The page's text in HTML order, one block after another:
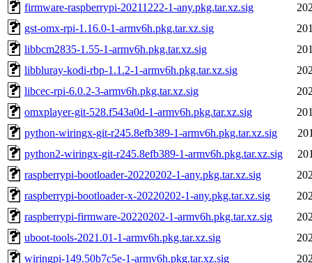
firmware-raspberrypi-20211222-1-any.pkg.tar.xz.sig
gst-omx-rpi-1.16.0-1-armv6h.pkg.tar.xz.sig
libbcm2835-1.55-1-armv6h.pkg.tar.xz.sig
libbluray-kodi-rbp-1.1.2-1-armv6h.pkg.tar.xz.sig
libcec-rpi-6.0.2-3-armv6h.pkg.tar.xz.sig
omxplayer-git-528.f543a0d-1-armv6h.pkg.tar.xz.sig
python-wiringx-git-r245.8efb389-1-armv6h.pkg.tar.xz.sig
python2-wiringx-git-r245.8efb389-1-armv6h.pkg.tar.xz.sig
raspberrypi-bootloader-20220202-1-any.pkg.tar.xz.sig
raspberrypi-bootloader-x-20220202-1-any.pkg.tar.xz.sig
raspberrypi-firmware-20220202-1-armv6h.pkg.tar.xz.sig
uboot-tools-2021.01-1-armv6h.pkg.tar.xz.sig
wiringpi-149.50b7c5e-1-armv6h.pkg.tar.xz.sig